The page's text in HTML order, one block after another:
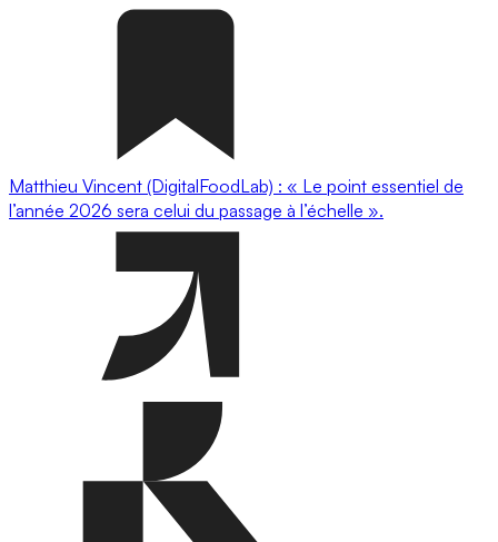
Matthieu Vincent (DigitalFoodLab) : « Le point essentiel de
l’année 2026 sera celui du passage à l’échelle ».